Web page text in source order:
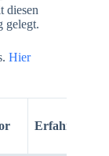
diesen
gelegt.
Hier